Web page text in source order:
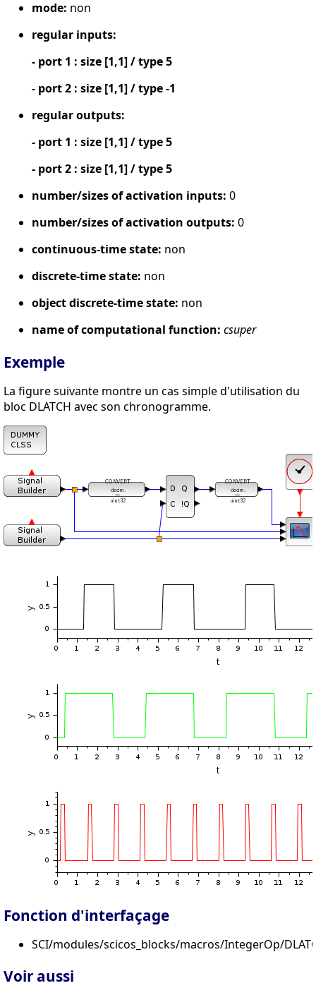
mode: non
regular inputs:
- port 1 : size [1,1] / type 5
- port 2 : size [1,1] / type -1
regular outputs:
- port 1 : size [1,1] / type 5
- port 2 : size [1,1] / type 5
number/sizes of activation inputs: 0
number/sizes of activation outputs: 0
continuous-time state: non
discrete-time state: non
object discrete-time state: non
name of computational function: csuper
Exemple
La figure suivante montre un cas simple d'utilisation du
bloc DLATCH avec son chronogramme.
Fonction d'interfaçage
SCI/modules/scicos_blocks/macros/IntegerOp/
Voir aussi